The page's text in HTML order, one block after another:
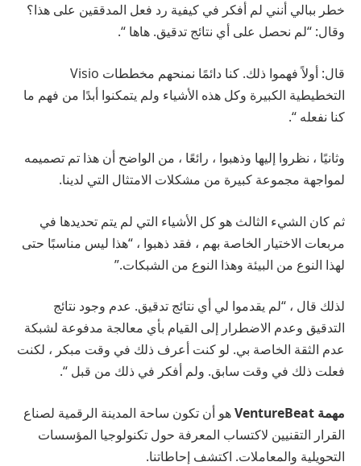
خطر ببالي أنني لم أفكر في كيفية رد فعل المدققين على هذا؟
وقال: “لم نحصل على أي نتائج تدقيق. هاها “.
قال: أولاً فهموا ذلك. كنا دائمًا نمنحهم مخططات Visio
التخطيطية الكبيرة وكل هذه الأشياء ولم يتمكنوا أبدًا من فهم ما
كنا نفعله “.
وثانيًا ، نظروا إليها وذهبوا ، رائعًا ، من الواضح أن هذا تم تصميمه
لمواجهة مجموعة كبيرة من مشكلات الامتثال التي لدينا.
ثم كان الشيء الثالث هو كل الأشياء التي لم يتم تحديدها في
مربعات الاختيار الخاصة بهم ، فقد ذهبوا ، “هذا ليس مناسبًا حتى
لهذا النوع من البيئة وهذا النوع من الشبكات.”
لذلك قال ، “لم يقدموا لي أي نتائج تدقيق. عدم وجود نتائج
التدقيق وعدم الاضطرار إلى القيام بأي معالجة مدفوعة لشبكة
عدم الثقة الخاصة بي. لو كنت أعرف ذلك في وقت مبكر ، لكنت
فعلت ذلك في وقت سابق. ولم أفكر في ذلك من قبل “.
مهمة VentureBeat
هو أن تكون ساحة المدينة الرقمية لصناع
القرار التقنيين لاكتساب المعرفة حول تكنولوجيا المؤسسات
التحويلية والمعاملات. اكتشف إحاطاتنا.